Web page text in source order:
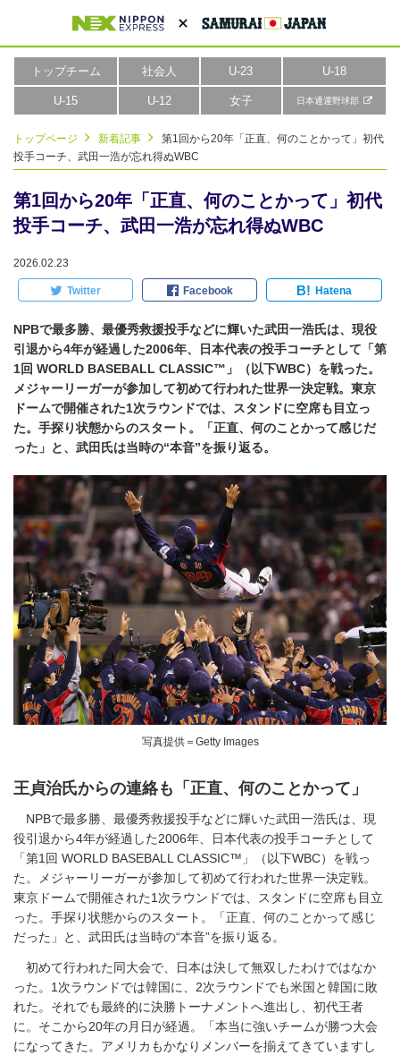
トップチーム 社会人 U-23 U-18
U-15 U-12 女子 日本通運野球部
トップページ 新着記事
第1回から20年「正直、何のことかって」初代
投手コーチ、武田一浩が忘れ得ぬWBC
第1回から20年「正直、何のことかって」初代
投手コーチ、武田一浩が忘れ得ぬWBC
2026.02.23
Twitter Facebook B! Hatena
NPBで最多勝、最優秀救援投手などに輝いた武田一浩氏は、現役
引退から4年が経過した2006年、日本代表の投手コーチとして「第
1回 WORLD BASEBALL CLASSIC™」（以下WBC）を戦った。
メジャーリーガーが参加して初めて行われた世界一決定戦。東京
ドームで開催された1次ラウンドでは、スタンドに空席も目立っ
た。手探り状態からのスタート。「正直、何のことかって感じだ
った」と、武田氏は当時の“本音”を振り返る。
写真提供＝Getty Images
王貞治氏からの連絡も「正直、何のことかって」
NPBで最多勝、最優秀救援投手などに輝いた武田一浩氏は、現
役引退から4年が経過した2006年、日本代表の投手コーチとして
「第1回 WORLD BASEBALL CLASSIC™」（以下WBC）を戦っ
た。メジャーリーガーが参加して初めて行われた世界一決定戦。
東京ドームで開催された1次ラウンドでは、スタンドに空席も目立
った。手探り状態からのスタート。「正直、何のことかって感じ
だった」と、武田氏は当時の“本音”を振り返る。
初めて行われた同大会で、日本は決して無双したわけではなか
った。1次ラウンドでは韓国に、2次ラウンドでも米国と韓国に敗
れた。それでも最終的に決勝トーナメントへ進出し、初代王者
に。そこから20年の月日が経過。「本当に強いチームが勝つ大会
になってきた。アメリカもかなりメンバーを揃えてきていますし